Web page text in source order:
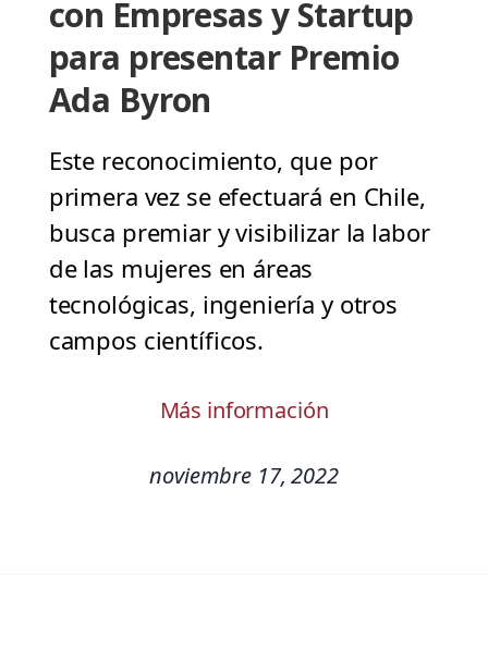
con Empresas y Startup
para presentar Premio
Ada Byron
Este reconocimiento, que por
primera vez se efectuará en Chile,
busca premiar y visibilizar la labor
de las mujeres en áreas
tecnológicas, ingeniería y otros
campos científicos.
Más información
noviembre 17, 2022